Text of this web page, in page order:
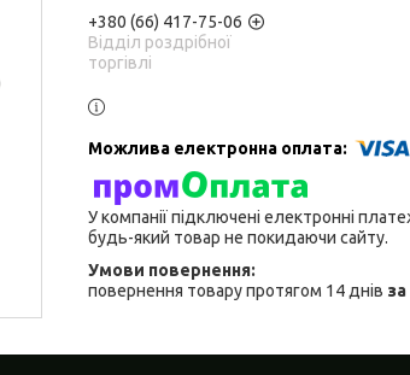
+380 (66) 417-75-06
Відділ роздрібної
торгівлі
У компанії підключені електронні
будь-який товар не покидаючи сайту.
повернення товару протягом 14 днів